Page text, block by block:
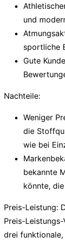
und
sportliche
Gute
Nachteile:
Weniger
die
wie bei
bekannte
könnte,
Preis-Leistung:
Preis-
drei